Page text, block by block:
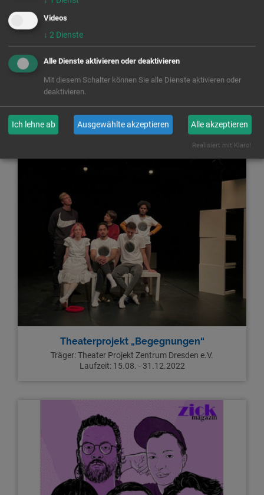
checkst du schon?
Laufzeit: 01.07. - 31.12.2022
Theaterprojekt „Begegnungen“
Träger: Theater Projekt Zentrum Dresden e.V.
Laufzeit: 15.08. - 31.12.2022
Videos
↓ 2 Dienste
Alle Dienste aktivieren oder deaktivieren
Mit diesem Schalter können Sie alle Dienste aktivieren oder
deaktivieren.
Ich lehne ab Ausgewählte akzeptieren Alle akzeptieren
Realisiert mit Klaro!